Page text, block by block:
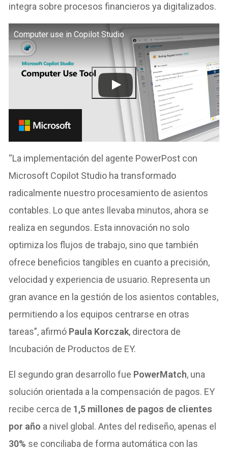
integra sobre procesos financieros ya digitalizados.
Computer use in Copilot Studio
“La implementación del agente PowerPost con
Microsoft Copilot Studio ha transformado
radicalmente nuestro procesamiento de asientos
contables. Lo que antes llevaba minutos, ahora se
realiza en segundos. Esta innovación no solo
optimiza los flujos de trabajo, sino que también
ofrece beneficios tangibles en cuanto a precisión,
velocidad y experiencia de usuario. Representa un
gran avance en la gestión de los asientos contables,
permitiendo a los equipos centrarse en otras
tareas”, afirmó Paula Korczak, directora de
Incubación de Productos de EY.
El segundo gran desarrollo fue PowerMatch, una
solución orientada a la compensación de pagos. EY
recibe cerca de 1,5 millones de pagos de clientes
por año a nivel global. Antes del rediseño, apenas el
30% se conciliaba de forma automática con las